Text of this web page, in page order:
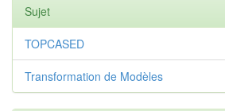
Sujet
TOPCASED
Transformation de Modèles